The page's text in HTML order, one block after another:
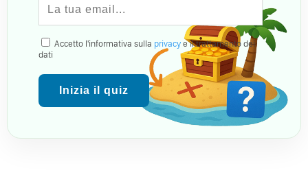
Accetto l'informativa sulla privacy e il trattamento dei
dati
Inizia il quiz